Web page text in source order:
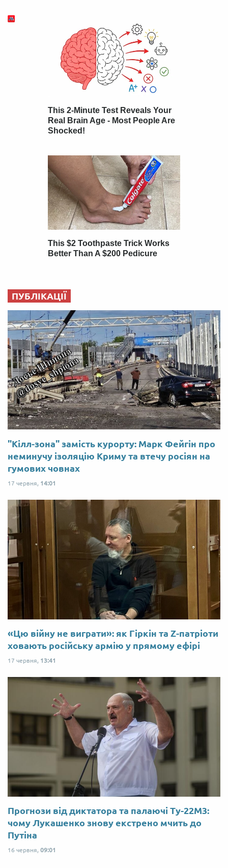
ПУБЛІКАЦІЇ
"Кілл-зона" замість курорту: Марк Фейгін про
неминучу ізоляцію Криму та втечу росіян на
гумових човнах
17 червня, 14:01
«Цю війну не виграти»: як Гіркін та Z-патріоти
ховають російську армію у прямому ефірі
17 червня, 13:41
Прогнози від диктатора та палаючі Ту-22М3:
чому Лукашенко знову екстрено мчить до
Путіна
16 червня, 09:01